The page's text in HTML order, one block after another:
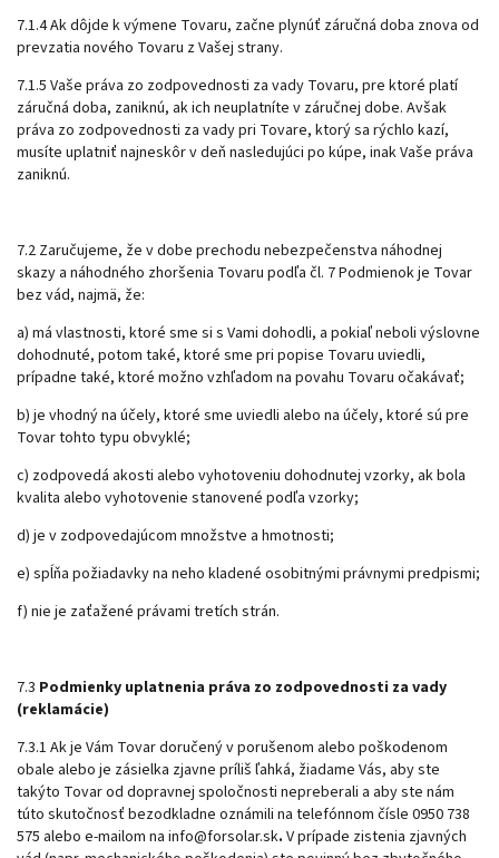
7.1.4 Ak dôjde k výmene Tovaru, začne plynúť záručná doba znova od
prevzatia nového Tovaru z Vašej strany.
7.1.5 Vaše práva zo zodpovednosti za vady Tovaru, pre ktoré platí
záručná doba, zaniknú, ak ich neuplatníte v záručnej dobe. Avšak
práva zo zodpovednosti za vady pri Tovare, ktorý sa rýchlo kazí,
musíte uplatniť najneskôr v deň nasledujúci po kúpe, inak Vaše práva
zaniknú.
7.2 Zaručujeme, že v dobe prechodu nebezpečenstva náhodnej
skazy a náhodného zhoršenia Tovaru podľa čl. 7 Podmienok je Tovar
bez vád, najmä, že:
a) má vlastnosti, ktoré sme si s Vami dohodli, a pokiaľ neboli výslovne
dohodnuté, potom také, ktoré sme pri popise Tovaru uviedli,
prípadne také, ktoré možno vzhľadom na povahu Tovaru očakávať;
b) je vhodný na účely, ktoré sme uviedli alebo na účely, ktoré sú pre
Tovar tohto typu obvyklé;
c) zodpovedá akosti alebo vyhotoveniu dohodnutej vzorky, ak bola
kvalita alebo vyhotovenie stanovené podľa vzorky;
d) je v zodpovedajúcom množstve a hmotnosti;
e) spĺňa požiadavky na neho kladené osobitnými právnymi predpismi;
f) nie je zaťažené právami tretích strán.
7.3 Podmienky uplatnenia práva zo zodpovednosti za vady
(reklamácie)
7.3.1 Ak je Vám Tovar doručený v porušenom alebo poškodenom
obale alebo je zásielka zjavne príliš ľahká, žiadame Vás, aby ste
takýto Tovar od dopravnej spoločnosti nepreberali a aby ste nám
túto skutočnosť bezodkladne oznámili na telefónnom čísle 0950 738
575 alebo e-mailom na info@forsolar.sk. V prípade zistenia zjavných